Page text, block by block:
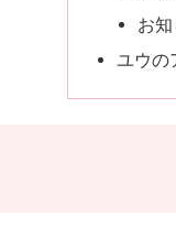
お
ユウの